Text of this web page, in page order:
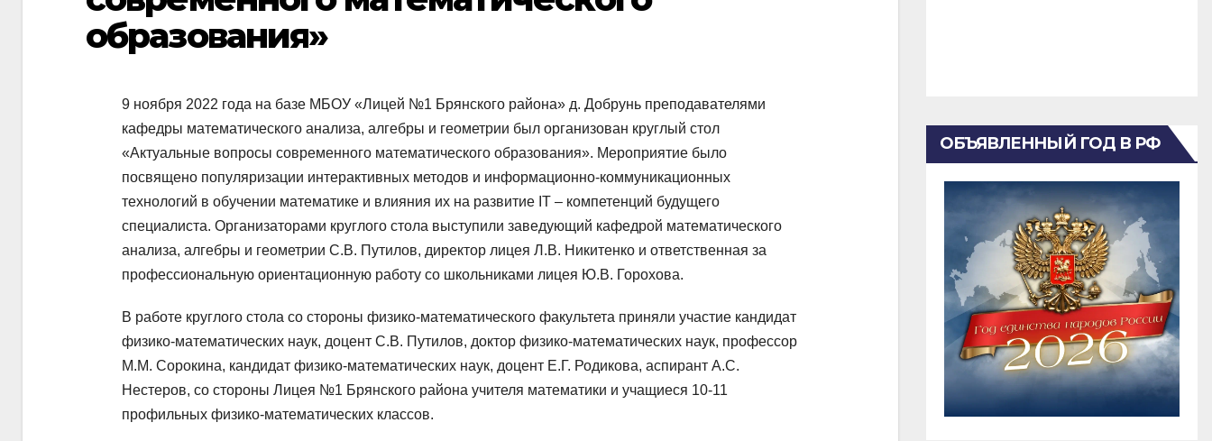
образования»
9 ноября 2022 года на базе МБОУ «Лицей №1 Брянского района» д. Добрунь преподавателями
кафедры математического анализа, алгебры и геометрии был организован круглый стол
«Актуальные вопросы современного математического образования». Мероприятие было
посвящено популяризации интерактивных методов и информационно-коммуникационных
технологий в обучении математике и влияния их на развитие IT – компетенций будущего
специалиста. Организаторами круглого стола выступили заведующий кафедрой математического
анализа, алгебры и геометрии С.В. Путилов, директор лицея Л.В. Никитенко и ответственная за
профессиональную ориентационную работу со школьниками лицея Ю.В. Горохова.
В работе круглого стола со стороны физико-математического факультета приняли участие кандидат
физико-математических наук, доцент С.В. Путилов, доктор физико-математических наук, профессор
М.М. Сорокина, кандидат физико-математических наук, доцент Е.Г. Родикова, аспирант А.С.
Нестеров, со стороны Лицея №1 Брянского района учителя математики и учащиеся 10-11
профильных физико-математических классов.
ОБЪЯВЛЕННЫЙ ГОД В РФ